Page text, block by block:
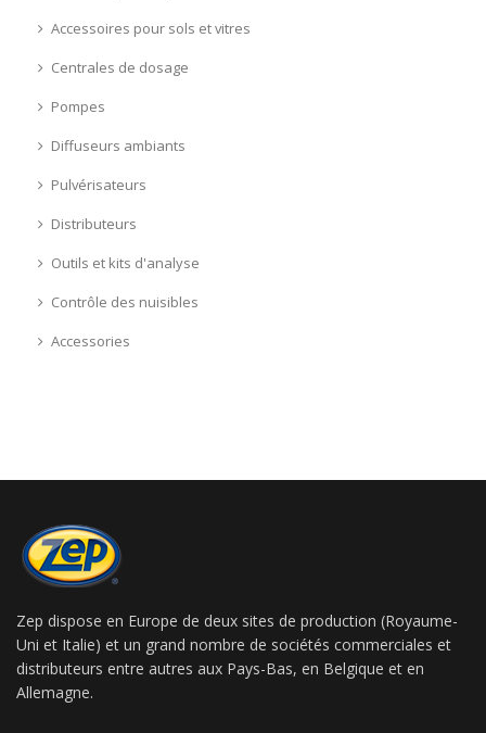
Accessoires pour sols et vitres
Centrales de dosage
Pompes
Diffuseurs ambiants
Pulvérisateurs
Distributeurs
Outils et kits d'analyse
Contrôle des nuisibles
Accessories
Zep dispose en Europe de deux sites de production (Royaume-
Uni et Italie) et un grand nombre de sociétés commerciales et
distributeurs entre autres aux Pays-Bas, en Belgique et en
Allemagne.